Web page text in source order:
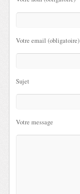
Votre email (obligatoire)
Sujet
Votre message